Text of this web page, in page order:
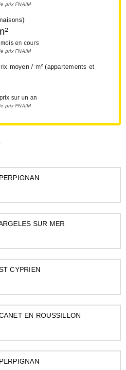
prix FNAIM
en cours
prix FNAIM
moyen / m² (appartements et
sur un an
prix FNAIM
SUR MER
CYPRIEN
EN ROUSSILLON